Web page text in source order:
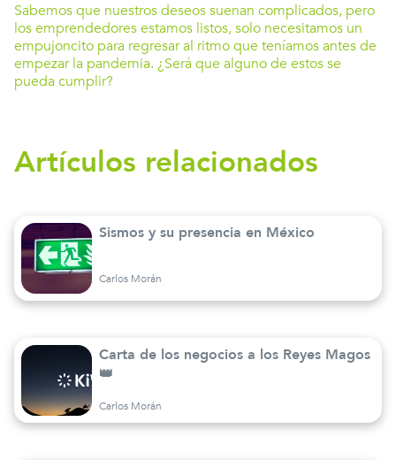
Sabemos que nuestros deseos suenan complicados, pero
los emprendedores estamos listos, solo necesitamos un
empujoncito para regresar al ritmo que teníamos antes de
empezar la pandemia. ¿Será que alguno de estos se
pueda cumplir?
Artículos relacionados
Sismos y su presencia en México
Carlos Morán
Carta de los negocios a los Reyes Magos
👑
Carlos Morán